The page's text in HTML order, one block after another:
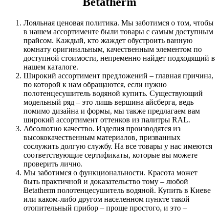
Лояльная ценовая политика. Мы заботимся о том, чтобы
в нашем ассортименте были товары с самым доступным
прайсом. Каждый, кто жаждет обустроить ванную
комнату оригинальным, качественным элементом по
доступной стоимости, непременно найдет подходящий в
нашем каталоге.
Широкий ассортимент предложений – главная причина,
по которой к нам обращаются, если нужно
полотенцесушитель водяной купить. Существующий
модельный ряд – это лишь вершина айсберга, ведь
помимо дизайна и формы, мы также предлагаем вам
широкий ассортимент оттенков из палитры RAL.
Абсолютно качество. Изделия производятся из
высококачественным материалов, призванных
сослужить долгую службу. На все товары у нас имеются
соответствующие сертификаты, которые вы можете
проверить лично.
Мы заботимся о функциональности. Красота может
быть практичной и доказательство тому – любой
Betatherm полотенцесушитель водяной. Купить в Киеве
или каком-либо другом населенном пункте такой
отопительный прибор – проще простого, и это –